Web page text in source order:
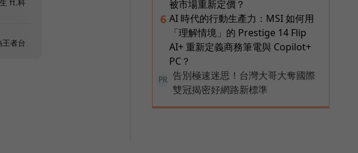
被市場重新定價？
6 AI 時代的行動生產力：MSI 如何用
「理解情境」的 Prestige 14 Flip
AI+ 重新定義商務筆電與 Copilot+
PC？
PR
告別極速迷思！台灣大哥大奪國際
雙冠揭密好網路新標準